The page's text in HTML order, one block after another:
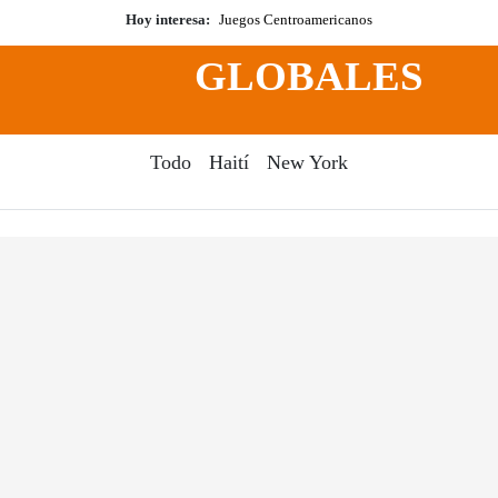
Hoy interesa: Juegos Centroamericanos
GLOBALES
Todo Haití New York